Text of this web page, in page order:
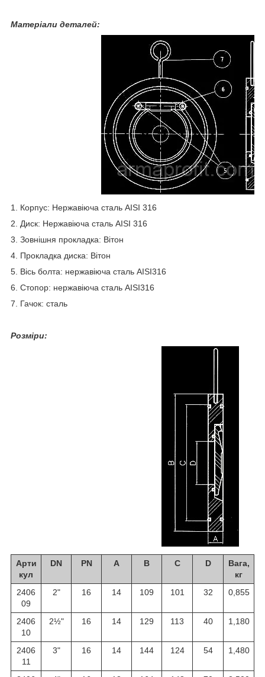
Матеріали деталей:
1. Корпус: Нержавіюча сталь AISI 316
2. Диск: Нержавіюча сталь AISI 316
3. Зовнішня прокладка: Вітон
4. Прокладка диска: Вітон
5. Вісь болта: нержавіюча сталь AISI316
6. Стопор: нержавіюча сталь AISI316
7. Гачок: сталь
Розміри:
Арти
кул
DN PN A B C D
Вага,
кг
2406
09
2" 16 14 109 101 32 0,855
2406
10
2½" 16 14 129 113 40 1,180
2406
11
3" 16 14 144 124 54 1,480